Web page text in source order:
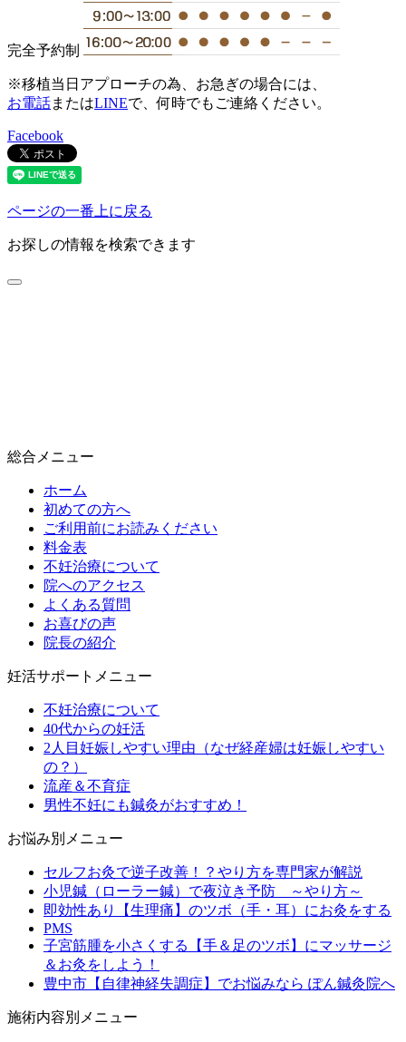
完全予約制
※移植当日アプローチの為、お急ぎの場合には、
お電話またはLINEで、何時でもご連絡ください。
Facebook
ページの一番上に戻る
お探しの情報を検索できます
総合メニュー
ホーム
初めての方へ
ご利用前にお読みください
料金表
不妊治療について
院へのアクセス
よくある質問
お喜びの声
院長の紹介
妊活サポートメニュー
不妊治療について
40代からの妊活
2人目妊娠しやすい理由（なぜ経産婦は妊娠しやすい
の？）
流産＆不育症
男性不妊にも鍼灸がおすすめ！
お悩み別メニュー
セルフお灸で逆子改善！？やり方を専門家が解説
小児鍼（ローラー鍼）で夜泣き予防 ～やり方～
即効性あり【生理痛】のツボ（手・耳）にお灸をする
PMS
子宮筋腫を小さくする【手＆足のツボ】にマッサージ
＆お灸をしよう！
豊中市【自律神経失調症】でお悩みなら ぽん鍼灸院へ
施術内容別メニュー